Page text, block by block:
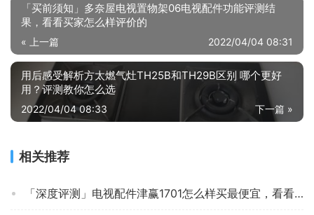
「买前须知」多奈屋电视置物架06电视配件功能评测结
果，看看买家怎么样评价的
« 上一篇 2022/04/04 08:31
用后感受解析方太燃气灶TH25B和TH29B区别 哪个更好
用？评测教你怎么选
下一篇 »
2022/04/04 08:33
相关推荐
「深度评测」电视配件津赢1701怎么样买最便宜，看看买家评价